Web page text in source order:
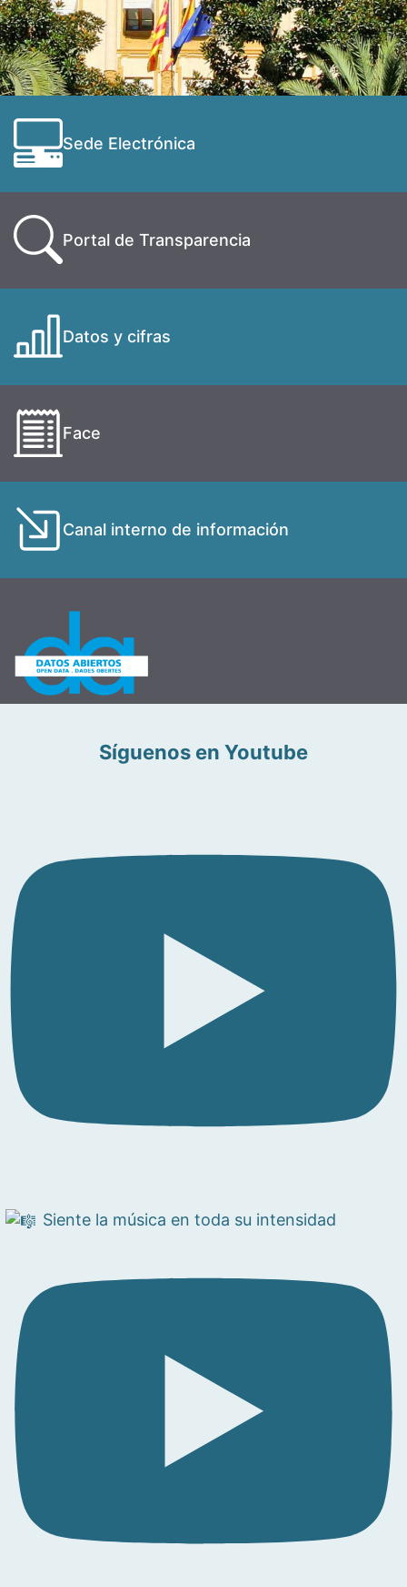
Sede Electrónica
Portal de Transparencia
Datos y cifras
Face
Canal interno de información
Síguenos en Youtube
Siente la música en toda su intensidad